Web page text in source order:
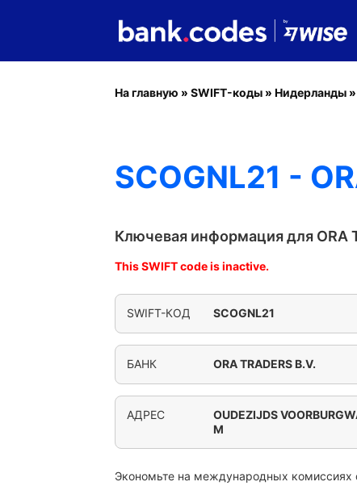
На главную » SWIFT-коды » Нидерланды »
SCOGNL21 -
Ключевая информация для ORA
This SWIFT code is inactive.
SWIFT-КОД SCOGNL21
БАНК ORA TRADERS B.V.
АДРЕС
OUDEZIJDS
M
Экономьте на международных комиссиях